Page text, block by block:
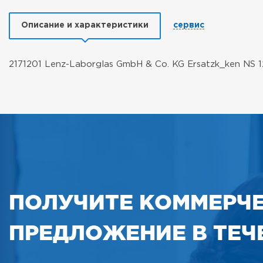
Описание и характеристики сервис
2171201 Lenz-Laborglas GmbH & Co. KG Ersatzk_ken
ПОЛУЧИТЕ
ПРЕДЛОЖЕНИЕ В